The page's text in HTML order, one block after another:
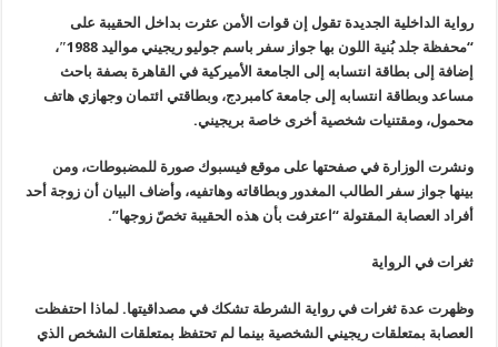
رواية الداخلية الجديدة تقول إن قوات الأمن عثرت بداخل الحقيبة على
“محفظة جلد بُنية اللون بها جواز سفر باسم جوليو ريجيني مواليد 1988″،
إضافة إلى بطاقة انتسابه إلى الجامعة الأميركية في القاهرة بصفة باحث
مساعد وبطاقة انتسابه إلى جامعة كامبردج، وبطاقتي ائتمان وجهازي هاتف
محمول، ومقتنيات شخصية أخرى خاصة بريجيني.
ونشرت الوزارة في صفحتها على موقع فيسبوك صورة للمضبوطات، ومن
بينها جواز سفر الطالب المغدور وبطاقاته وهاتفيه، وأضاف البيان أن زوجة أحد
أفراد العصابة المقتولة“ اعترفت بأن هذه الحقيبة تخصّ زوجها”.
ثغرات في الرواية
وظهرت عدة ثغرات في رواية الشرطة تشكك في مصداقيتها. لماذا احتفظت
العصابة بمتعلقات ريجيني الشخصية بينما لم تحتفظ بمتعلقات الشخص الذي